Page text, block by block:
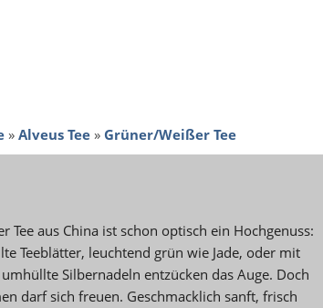
» Alveus Tee » Grüner/Weißer Tee
Tee aus China ist schon optisch ein Hochgenuss:
Teeblätter, leuchtend grün wie Jade, oder mit
Silbernadeln entzücken das Auge. Doch
darf sich freuen. Geschmacklich sanft, frisch